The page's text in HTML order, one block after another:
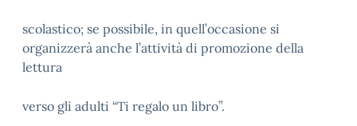
scolastico; se possibile, in quell’occasione si
organizzerà anche l’attività di promozione della
lettura
verso gli adulti “Ti regalo un libro”.